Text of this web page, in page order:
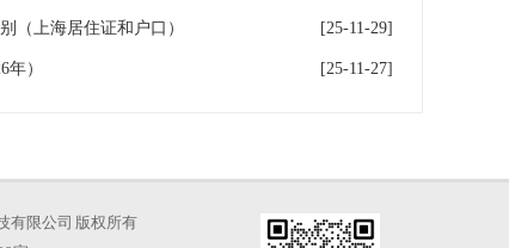
（上海居住证和户口） [25-11-29]
） [25-11-27]
有限公司 版权所有